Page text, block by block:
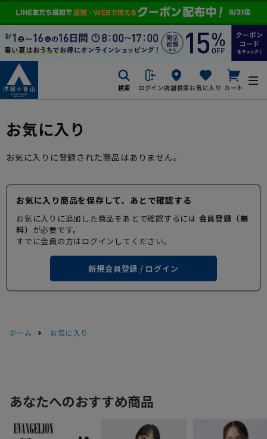
検索 ログイン店舗検索お気に入り カート
お気に入り
お気に入りに登録された商品はありません。
お気に入り商品を保存して、あとで確認する
お気に入りに追加した商品をあとで確認するには 会員登録（無
料） が必要です。
すでに会員の方はログインしてください。
新規会員登録 / ログイン
ホーム お気に入り